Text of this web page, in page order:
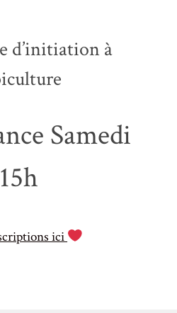
d’initiation à
Samedi
15h
ici